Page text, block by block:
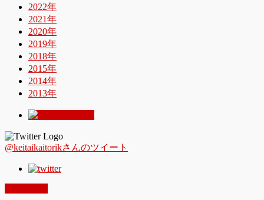
2022年
2021年
2020年
2019年
2018年
2015年
2014年
2013年
@keitaikaitorikさんのツイート